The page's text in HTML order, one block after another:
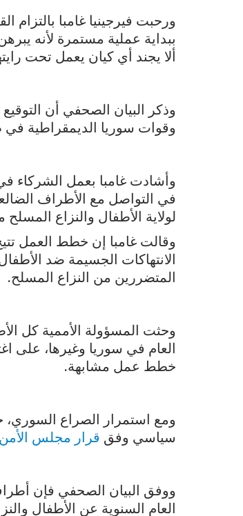
ورحبت فيرجينيا غامبا بالتزام
ببداية عملية مستمرة لأنه
ألا يجند أي كيان يعمل تحت
وذكر البيان الصحفي أن
وقوات سوريا الديمقراطية
وأشادت غامبا بعمل الشركاء
في التواصل مع الأطراف
لولاية الأطفال والنزاع المسلح منذ عام 2003 بموجب قرار
وقالت غامبا إن خطط العمل
الانتهاكات الجسيمة ضد
المتضررين من النزاع المسلح.
وحثت المسؤولة الأممية كل
العام في سوريا وغيرها، على
خطط عمل مشابهة.
ومع استمرار الصراع
سياسي وفق قرار مجلس الأمن 2254
ووفق البيان الصحفي فإن
العام السنوية عن الأطفال